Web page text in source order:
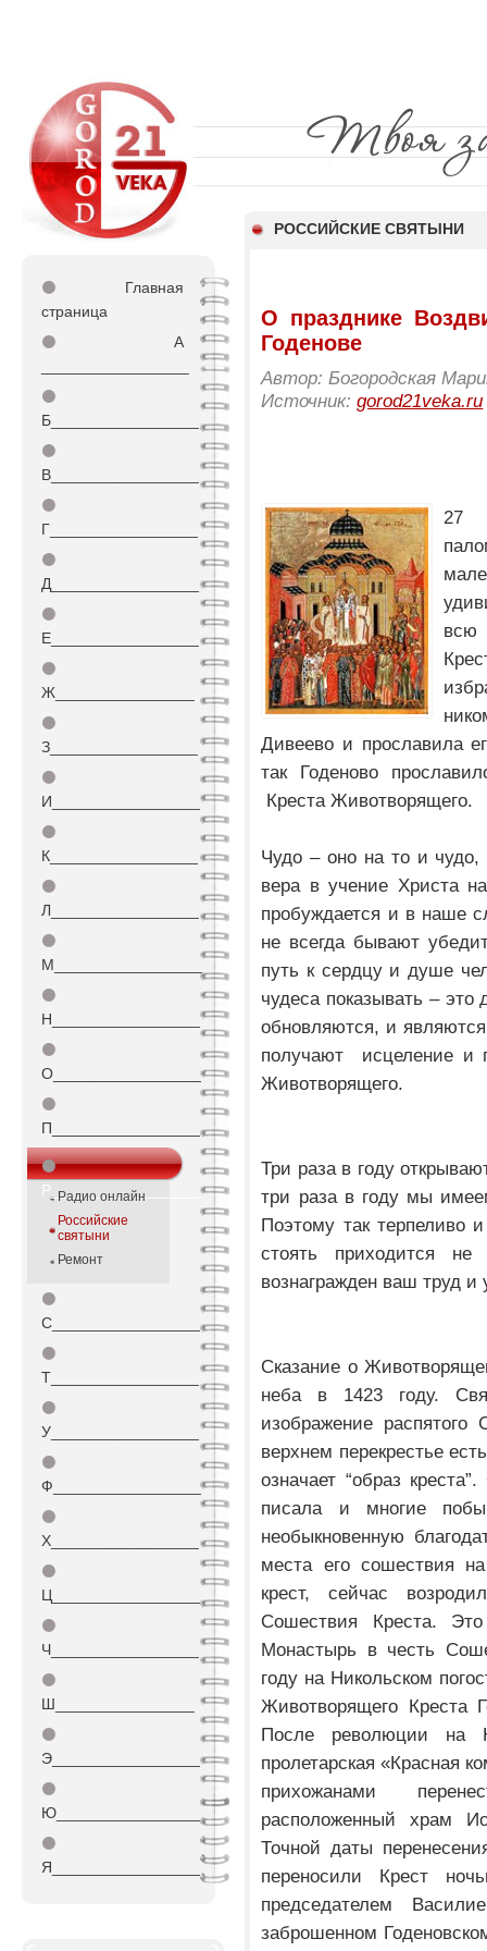
РОССИЙСКИЕ СВЯТЫНИ
⚫
Главная
страница
⚫
А
⚫
Б_________________
⚫
В_________________
⚫
Г_________________
⚫
Д_________________
⚫
Е_________________
⚫
Ж________________
⚫
З_________________
⚫
И_________________
⚫
К_________________
⚫
Л_________________
⚫
М_________________
⚫
Н_________________
⚫
О_________________
⚫
П_________________
⚫
Р_________________
Радио онлайн
Российские
святыни
Ремонт
⚫
С_________________
⚫
Т_________________
⚫
У_________________
⚫
Ф_________________
⚫
Х_________________
⚫
Ц_________________
⚫
Ч_________________
⚫
Ш________________
⚫
Э_________________
⚫
Ю_________________
⚫
Я_________________
О празднике
Годенове
Автор: Богородская
Источник:gorod21veka.ru
27
всю
Дивеево и прославила
так Годеново
Креста Животворящего.
Чудо – оно на то и
вера в учение Христа
пробуждается и в наше
не всегда бывают
путь к сердцу и душе
чудеса показывать –
обновляются, и
получают исцеление и
Животворящего.
Три раза в году
три раза в году мы
Поэтому так терпеливо
стоять приходится
вознагражден ваш труд
Сказание о
неба в 1423 году.
изображение распятого
верхнем перекрестье
означает “образ
писала и многие
необыкновенную
места его сошествия
крест, сейчас
Сошествия Креста.
Монастырь в честь
году на Никольском
Животворящего Креста
После революции на
пролетарская «Красная
прихожанами
расположенный храм
Точной даты
переносили Крест
председателем
заброшенном